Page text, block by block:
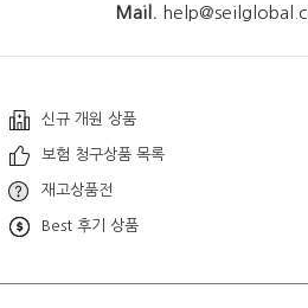
Mail.
신규 개원 상품
보험 청구상품 목록
재고상품전
Best 후기 상품